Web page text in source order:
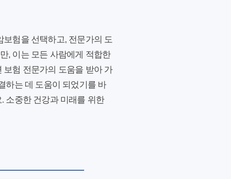
험을 선택하고, 전문가의 도
, 이는 모든 사람에게 적합한
험 전문가의 도움을 받아 가
하는 데 도움이 되었기를 바
소중한 건강과 미래를 위한